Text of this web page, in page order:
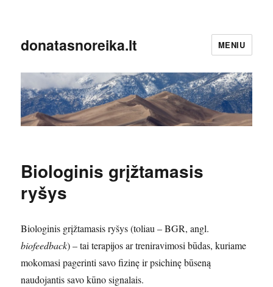
donatasnoreika.lt MENIU
Biologinis grįžtamasis
ryšys
Biologinis grįžtamasis ryšys (toliau – BGR, angl.
biofeedback) – tai terapijos ar treniravimosi būdas, kuriame
mokomasi pagerinti savo fizinę ir psichinę būseną
naudojantis savo kūno signalais.